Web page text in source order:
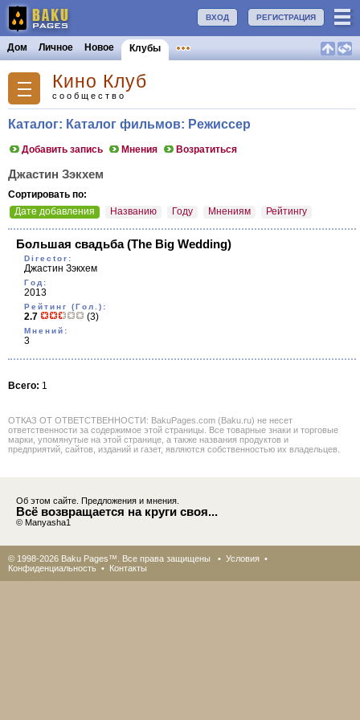
РЕГИСТРАЦИЯ
ВХОД
Дом Личное Новое Клубы
Кино Клуб
сообщество
Каталог: Каталог фильмов: Режиссер
Добавить запись Мнения Возратиться
Джастин Зэкхем
Сортировать по:
Дате добавления
Названию Году Мнениям Рейтингу
Большая свадьба(The Big Wedding)
Director:
Джастин Зэкхем
Год:
2013
Рейтинг (Гол.):
2.7 (3)
Мнений:
3
Всего: 1
ОТКАЗ ОТ ОТВЕТСТВЕННОСТИ: BakuPages.com (Baku.ru) не несет
ответственности за содержимое этой страницы. Все товарные знаки и торговые
марки, упомянутые на этой странице, а также названия продуктов и
предприятий, сайтов, изданий и газет, являются собственностью их владельцев.
Об этом сайте. Предложения и мнения.
Всё возвращается на круги своя...
© Manyasha1
© 1998-2026 Baku Pages™. Все права защищены • Условия •
Конфиденциальность • Контакты